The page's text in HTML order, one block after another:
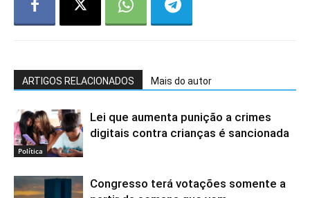
ARTIGOS RELACIONADOS Mais do autor
Política
Lei que aumenta punição a crimes
digitais contra crianças é sancionada
Congresso terá votações somente a